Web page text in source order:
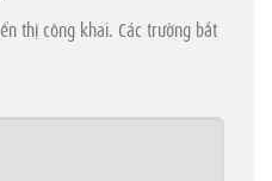
thị công khai. Các trường bắt